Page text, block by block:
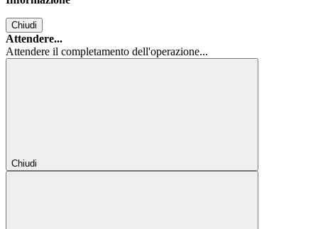
Chiudi
Attendere...
Attendere il completamento dell'operazione...
Chiudi